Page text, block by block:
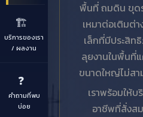
🏗️
บริการของเรา
/ ผลงาน
❓
คำถามที่พบ
บ่อย
พื้นที่ ถมดิน ขุดร่
เหมาต่อเติมต่
เล็กที่มีประสิท
ลุยงานในพื้นที่
ขนาดใหญ่ไม่สา
เราพร้อมให้
อาชีพที่สั่งส